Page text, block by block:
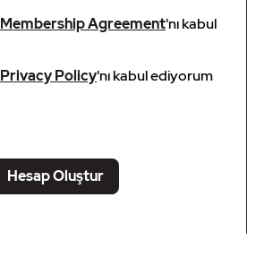
Membership Agreement'nı kabul
Privacy Policy'nı kabul ediyorum
Hesap Oluştur